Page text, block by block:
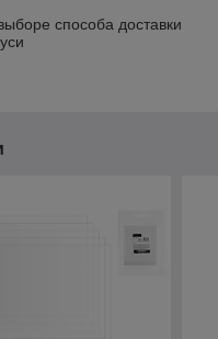
способа доставки